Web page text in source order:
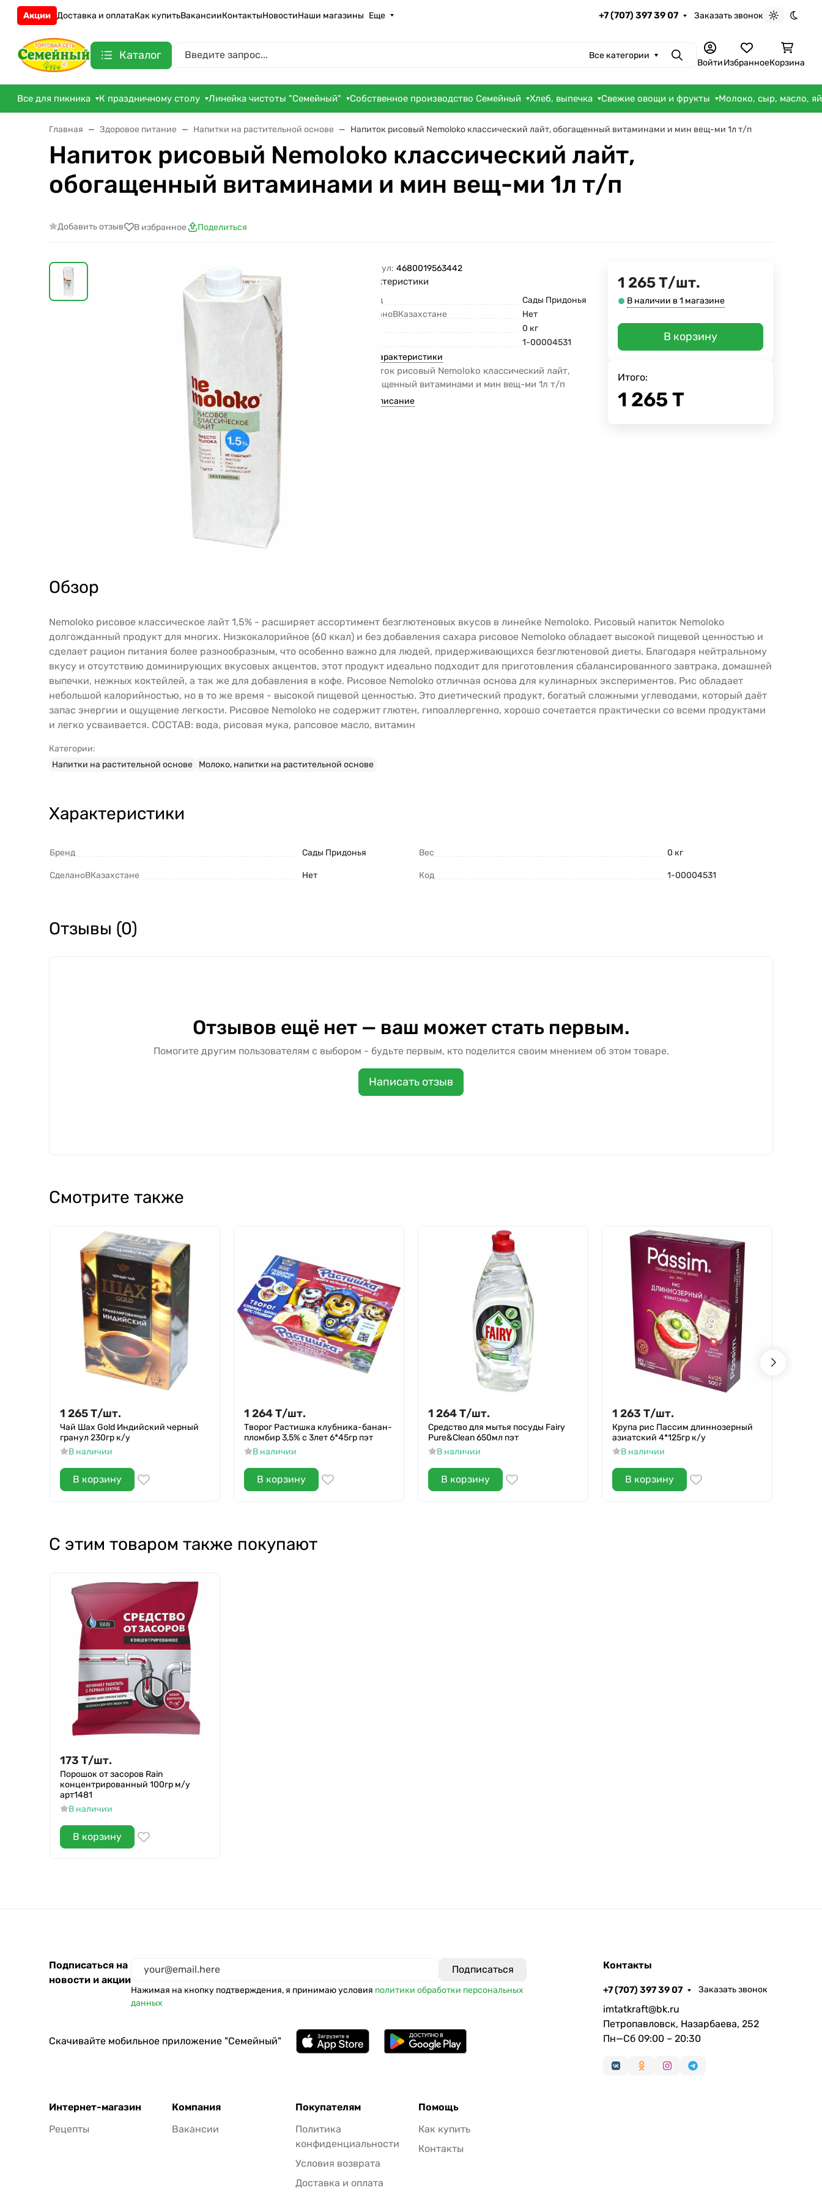
Акции Доставка и оплатаКак купитьВакансииКонтактыНовостиНаши магазины Еще +7 (707) 397 39 07 Заказать звонок
Светлая
Каталог Все категории ПоискВойтиИзбранноеКорзина
Все для пикника К праздничному столу Линейка чистоты "Семейный" Собственное производство Семейный Хлеб, выпечка Свежие овощи и фрукты Молоко, сыр, масло,
Главная Здоровое питание Напитки на растительной основе Напиток рисовый Nemoloko классический лайт, обогащенный витаминами и мин вещ-ми 1л т/п
Напиток рисовый Nemoloko классический лайт,
обогащенный витаминами и мин вещ-ми 1л т/п
Добавить отзыв В избранное Поделиться
Артикул: 4680019563442
Характеристики
Бренд
Сады Придонья
СделаноВКазахстане
Нет
0 кг
1-00004531
Все характеристики
Напиток рисовый Nemoloko классический лайт,
обогащенный витаминами и мин вещ-ми 1л т/п
Все описание
1 265Т/шт.
В наличии в 1 магазине
В корзину
Итого:
1 265 Т
Обзор
Nemoloko рисовое классическое лайт 1,5% - расширяет ассортимент безглютеновых вкусов в линейке Nemoloko. Рисовый напиток Nemoloko
долгожданный продукт для многих. Низкокалорийное (60 ккал) и без добавления сахара рисовое Nemoloko обладает высокой пищевой ценностью и
сделает рацион питания более разнообразным, что особенно важно для людей, придерживающихся безглютеновой диеты. Благодаря нейтральному
вкусу и отсутствию доминирующих вкусовых акцентов, этот продукт идеально подходит для приготовления сбалансированного завтрака, домашней
выпечки, нежных коктейлей, а так же для добавления в кофе. Рисовое Nemoloko отличная основа для кулинарных экспериментов. Рис обладает
небольшой калорийностью, но в то же время - высокой пищевой ценностью. Это диетический продукт, богатый сложными углеводами, который даёт
запас энергии и ощущение легкости. Рисовое Nemoloko не содержит глютен, гипоаллергенно, хорошо сочетается практически со всеми продуктами
и легко усваивается. СОСТАВ: вода, рисовая мука, рапсовое масло, витамин
Категории:
Напитки на растительной основе
Молоко, напитки на растительной основе
Характеристики
Бренд Сады Придонья
СделаноВКазахстане Нет
Вес 0 кг
Код 1-00004531
Отзывы (0)
Отзывов ещё нет — ваш может стать первым.
Помогите другим пользователям с выбором - будьте первым, кто поделится своим мнением об этом товаре.
Написать отзыв
Смотрите также
1 265Т/шт.
Чай Шах Gold Индийский черный
гранул 230гр к/у
В наличии
В корзину
1 264Т/шт.
Творог Растишка клубника-банан-
пломбир 3,5% с 3лет 6*45гр пэт
В наличии
В корзину
1 264Т/шт.
Средство для мытья посуды Fairy
Pure&Clean 650мл пэт
В наличии
В корзину
1 263 Т/шт.
Крупа рис Пассим длиннозерный
азиатский 4*125гр к/у
В наличии
В корзину
С этим товаром также покупают
173 Т/шт.
Порошок от засоров Rain
концентрированный 100гр м/у
арт1481
В наличии
В корзину
Подписаться на
новости и акции
Нажимая на кнопку подтверждения, я принимаю условия политики обработки персональных
данных
Скачивайте мобильное приложение "Семейный"
Интернет-магазин
Рецепты
Компания
Вакансии
Покупателям
Политика
конфиденциальности
Условия возврата
Доставка и оплата
Помощь
Как купить
Контакты
Контакты
+7 (707) 397 39 07 Заказать звонок
imtatkraft@bk.ru
Петропавловск, Назарбаева, 252
Пн—Сб 09:00 – 20:30